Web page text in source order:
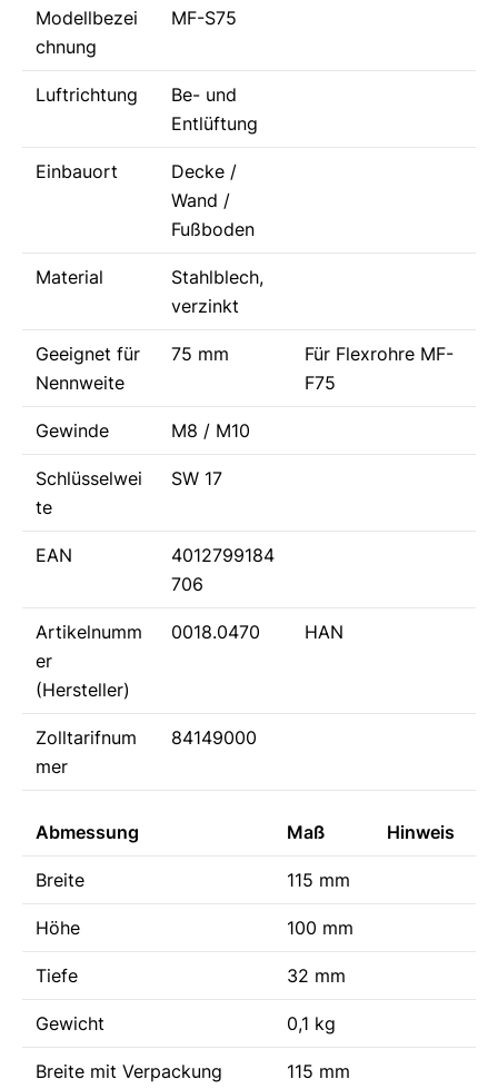
Modellbezei
chnung
MF-S75
Luftrichtung
Be- und
Entlüftung
Einbauort
Decke /
Wand /
Fußboden
Material
Stahlblech,
verzinkt
Geeignet für
Nennweite
75 mm
Für Flexrohre MF-
F75
Gewinde M8 / M10
Schlüsselwei
te
SW 17
EAN
4012799184
706
Artikelnumm
er
(Hersteller)
0018.0470 HAN
Zolltarifnum
mer
84149000
Abmessung Maß Hinweis
Breite 115 mm
Höhe 100 mm
Tiefe 32 mm
Gewicht 0,1 kg
Breite mit Verpackung 115 mm